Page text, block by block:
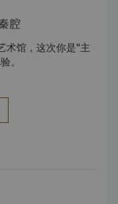
腔
术馆，这次你是“主
。